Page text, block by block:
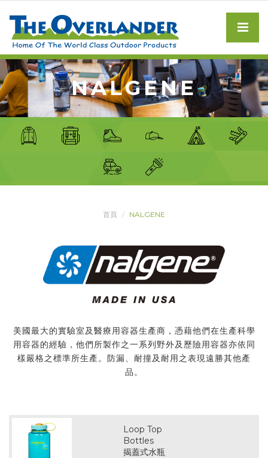
NALGENE
首頁 NALGENE
美國最大的實驗室及醫療用容器生產商，憑藉他們在生產科學
用容器的經驗，他們所製作之一系列野外及歷險用容器亦依同
樣嚴格之標準所生產。防漏、耐撞及耐用之表現遠勝其他產
品。
Loop Top
Bottles
揭蓋式水瓶